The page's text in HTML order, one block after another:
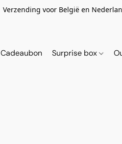
Verzending voor België en
Cadeaubon Surprise box